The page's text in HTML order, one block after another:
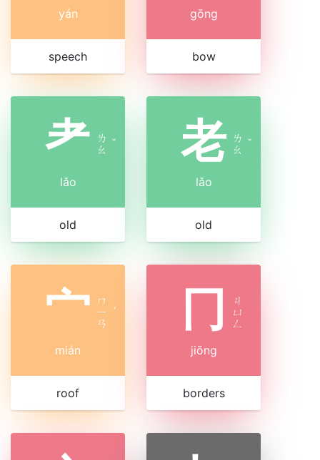
yán
speech
gōng
bow
耂 ㄌ
ㄠ ˇ
lǎo
old
老 ㄌ
ㄠ ˇ
lǎo
old
宀 ㄇ
ㄧ
ㄢ
ˊ
mián
roof
冂
ㄐ
ㄩ
ㄥ
jiōng
borders